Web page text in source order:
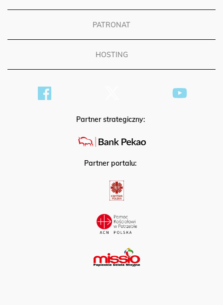
PATRONAT
HOSTING
Partner strategiczny:
Partner portalu: